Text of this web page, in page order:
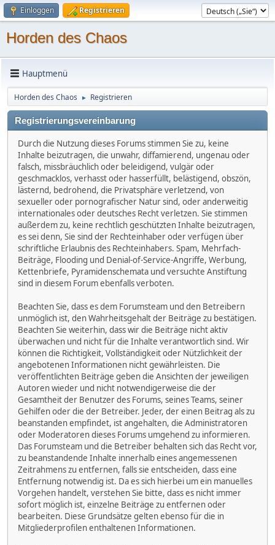
Einloggen Registrieren
Horden des Chaos
Hauptmenü
Horden des Chaos ► Registrieren
Registrierungsvereinbarung
Durch die Nutzung dieses Forums stimmen Sie zu, keine
Inhalte beizutragen, die unwahr, diffamierend, ungenau oder
falsch, missbräuchlich oder beleidigend, vulgär oder
geschmacklos, verhasst oder hasserfüllt, belästigend, obszön,
lästernd, bedrohend, die Privatsphäre verletzend, von
sexueller oder pornografischer Natur sind, oder anderweitig
internationales oder deutsches Recht verletzen. Sie stimmen
außerdem zu, keine rechtlich geschützten Inhalte beizutragen,
es sei denn, Sie sind der Rechteinhaber oder verfügen über
schriftliche Erlaubnis des Rechteinhabers. Spam, Mehrfach-
Beiträge, Flooding und Denial-of-Service-Angriffe, Werbung,
Kettenbriefe, Pyramidenschemata und versuchte Anstiftung
sind in diesem Forum ebenfalls verboten.
Beachten Sie, dass es dem Forumsteam und den Betreibern
unmöglich ist, den Wahrheitsgehalt der Beiträge zu bestätigen.
Beachten Sie weiterhin, dass wir die Beiträge nicht aktiv
überwachen und nicht für die Inhalte verantwortlich sind. Wir
können die Richtigkeit, Vollständigkeit oder Nützlichkeit der
angebotenen Informationen nicht gewährleisten. Die
veröffentlichten Beiträge geben die Ansichten der jeweiligen
Autoren wieder und nicht notwendigerweise die der
Gesamtheit der Benutzer des Forums, seines Teams, seiner
Gehilfen oder die der Betreiber. Jeder, der einen Beitrag als zu
beanstanden empfindet, ist angehalten, die Administratoren
oder Moderatoren dieses Forums umgehend zu informieren.
Das Forumsteam und die Betreiber behalten sich das Recht vor,
zu beanstandende Inhalte innerhalb eines angemessenen
Zeitrahmens zu entfernen, falls sie entscheiden, dass eine
Entfernung notwendig ist. Da es sich hierbei um ein manuelles
Vorgehen handelt, verstehen Sie bitte, dass es nicht immer
sofort möglich ist, einzelne Beiträge zu entfernen oder
bearbeiten. Diese Grundsätze gelten ebenso für die in
Mitgliederprofilen enthaltenen Informationen.